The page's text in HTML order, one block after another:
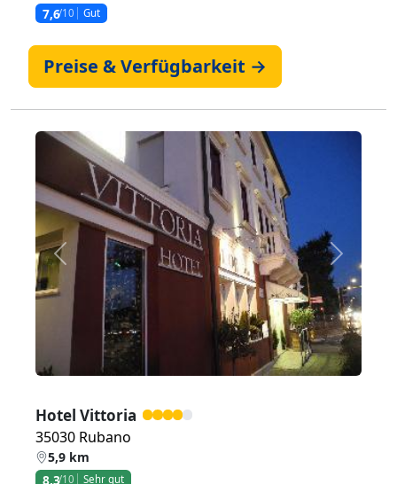
7,6/10 Gut
Preise & Verfügbarkeit →
Zurück Weiter
Hotel Vittoria
35030 Rubano
5,9 km
8,3/10 Sehr gut